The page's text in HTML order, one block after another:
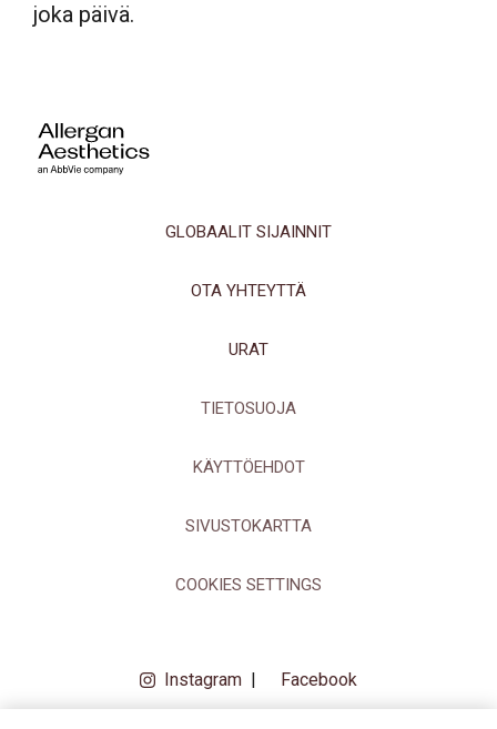
joka päivä.
GLOBAALIT SIJAINNIT
OTA YHTEYTTÄ
URAT
TIETOSUOJA
KÄYTTÖEHDOT
SIVUSTOKARTTA
COOKIES SETTINGS
Instagram | Facebook